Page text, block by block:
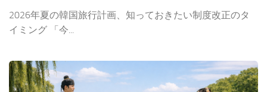
2026年夏の韓国旅行計画、知っておきたい制度改正のタ
イミング 「今...